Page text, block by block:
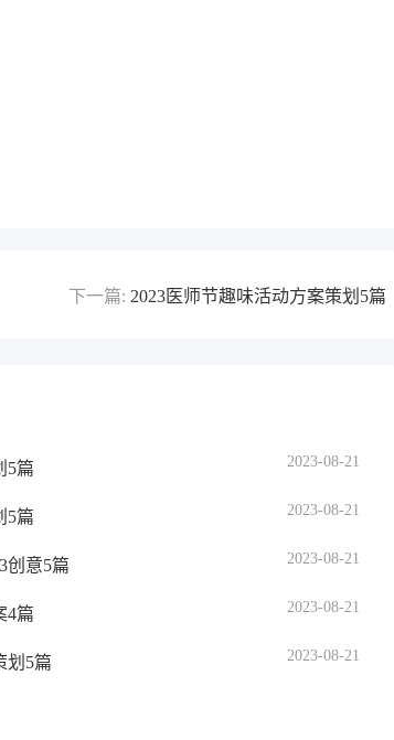
下一篇: 2023医师节趣味活动方案策划5篇
5篇 2023-08-21
5篇 2023-08-21
创意5篇 2023-08-21
4篇 2023-08-21
划5篇 2023-08-21